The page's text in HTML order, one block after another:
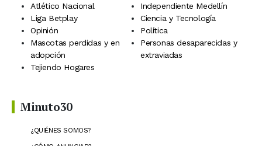
Atlético Nacional
Independiente Medellín
Liga Betplay
Ciencia y Tecnología
Opinión
Política
Mascotas perdidas y en
adopción
Personas desaparecidas y
extraviadas
Tejiendo Hogares
Minuto30
¿QUIÉNES SOMOS?